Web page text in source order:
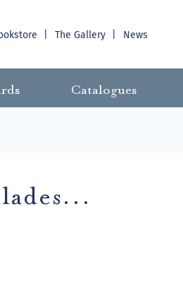
The Gallery News
Catalogues